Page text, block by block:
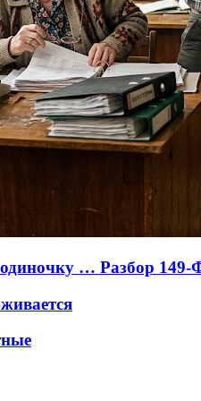
… Разбор 149-